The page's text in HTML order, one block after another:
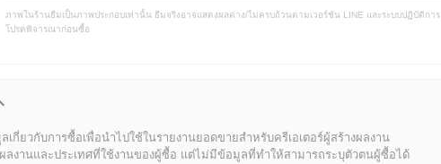
ภาพในร้านธีมเป็นภาพประกอบเท่านั้น ธีมจริงอาจแสดงผลต่าง/ไม่ครบถ้วนตามเวอร์ชัน LINE และระบบปฏิบัติการ
โปรดพิจารณาก่อนซื้อ
เกี่ยวกับการซื้อเพื่อนำไปใช้ในรายงานยอดขายสำหรับครีเอเตอร์ผู้สร้างผลงาน
งานและประเทศที่ใช้งานของผู้ซื้อ แต่ไม่มีข้อมูลที่ทำให้สามารถระบุตัวตนผู้ซื้อได้